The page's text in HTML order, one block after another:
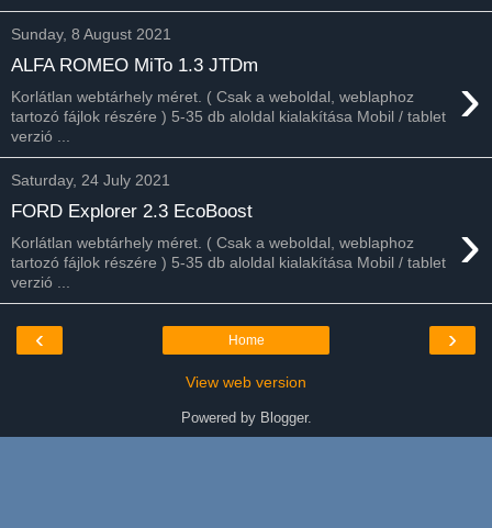
Sunday, 8 August 2021
ALFA ROMEO MiTo 1.3 JTDm ›
Korlátlan webtárhely méret. ( Csak a weboldal, weblaphoz
tartozó fájlok részére ) 5-35 db aloldal kialakítása Mobil / tablet
verzió ...
Saturday, 24 July 2021
FORD Explorer 2.3 EcoBoost ›
Korlátlan webtárhely méret. ( Csak a weboldal, weblaphoz
tartozó fájlok részére ) 5-35 db aloldal kialakítása Mobil / tablet
verzió ...
‹ ›
Home
View web version
Powered by Blogger.